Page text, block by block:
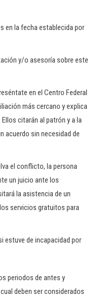
en la fecha establecida por
y/o asesoría sobre este
en el Centro Federal
más cercano y explica
citarán al patrón y a la
acuerdo sin necesidad de
el conflicto, la persona
un juicio ante los
la asistencia de un
servicios gratuitos para
estuve de incapacidad por
periodos de antes y
deben ser considerados